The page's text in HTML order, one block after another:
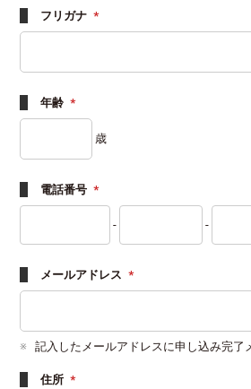
フリガナ *
年齢 *
歳
電話番号 *
- -
メールアドレス *
記入したメールアドレスに申し込み完了
住所 *